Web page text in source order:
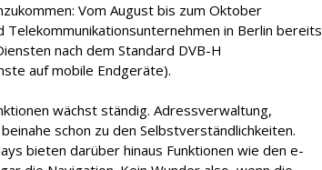
Vom August bis zum Oktober
in Berlin bereits
nach dem Standard DVB-H
auf mobile Endgeräte).
wächst ständig. Adressverwaltung,
schon zu den Selbstverständlichkeiten.
bieten darüber hinaus Funktionen wie den e-